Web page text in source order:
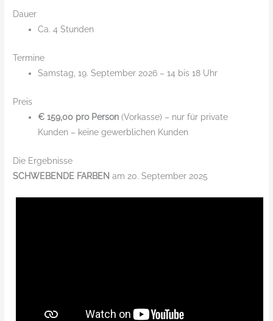
Dauer
Ca. 4 Stunden
Termine
Samstag, 19. September 2026 – 14 bis 18 Uhr
Preis
€ 159,00 pro Person (Vorkasse) – nur für private
Kunden – keine gewerblichen Kunden
Die Ergebnisse
SCHWEBENDE FARBEN am 20. September 2025